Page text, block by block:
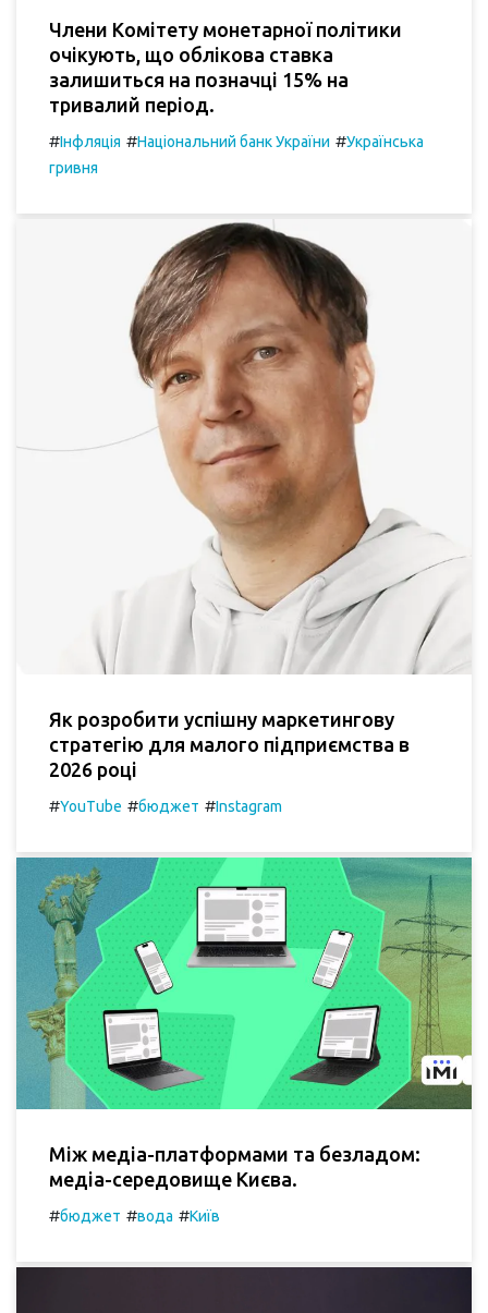
Члени Комітету монетарної політики
очікують, що облікова ставка
залишиться на позначці 15% на
тривалий період.
#Інфляція #Національний банк України #Українська
гривня
Як розробити успішну маркетингову
стратегію для малого підприємства в
2026 році
#YouTube #бюджет #Instagram
Між медіа-платформами та безладом:
медіа-середовище Києва.
#бюджет #вода #Київ